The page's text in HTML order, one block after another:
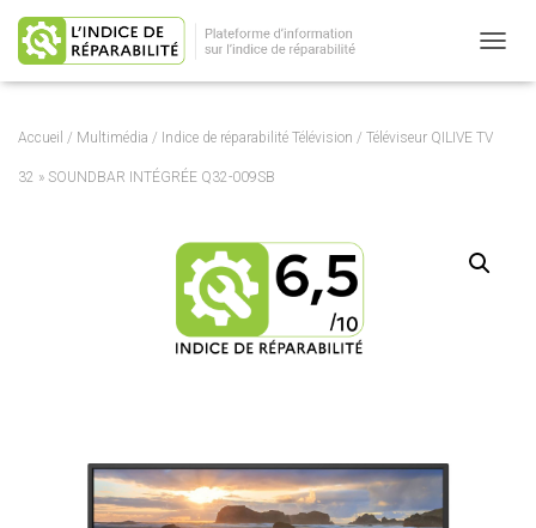
Accueil / Multimédia / Indice de réparabilité Télévision / Téléviseur QILIVE TV
32 » SOUNDBAR INTÉGRÉE Q32-009SB